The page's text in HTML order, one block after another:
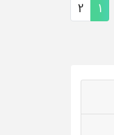
1
2